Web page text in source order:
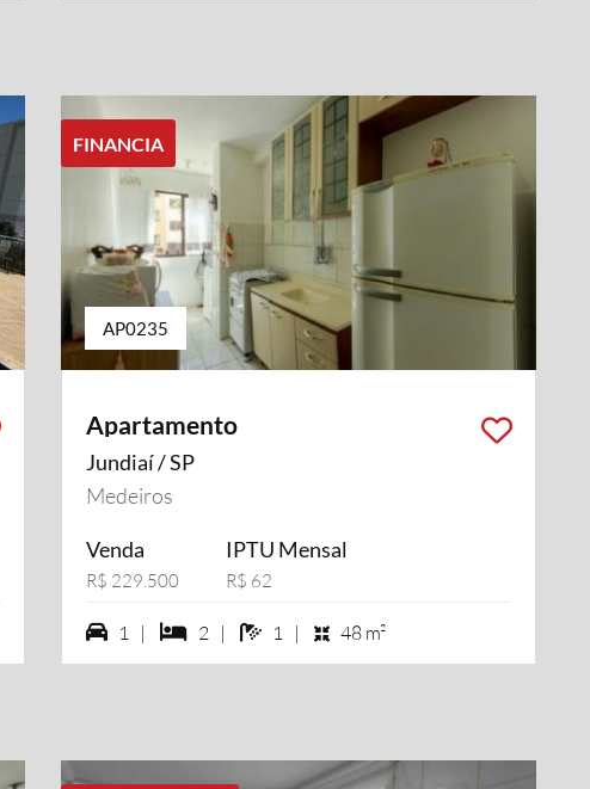
FINANCIA
AP0235
Apartamento
Jundiaí / SP
Medeiros
Venda
R$ 229.500
IPTU Mensal
R$ 62
1 vagas na garagem
1 | 2 dormiórios
2 | 1 banheiros
1 | 48 m²